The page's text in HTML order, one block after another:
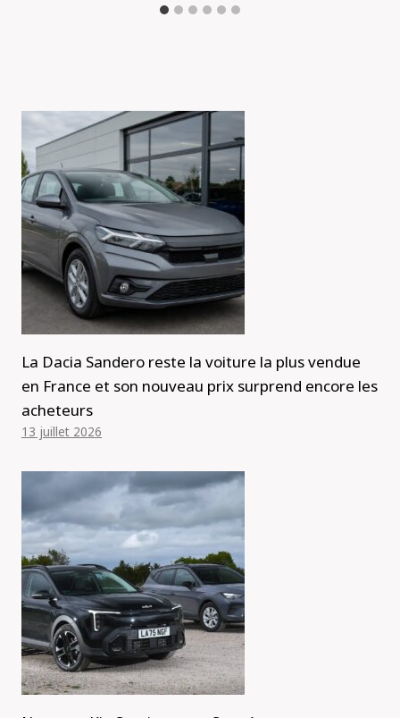
La Dacia Sandero reste la voiture la plus vendue
en France et son nouveau prix surprend encore les
acheteurs
13 juillet 2026